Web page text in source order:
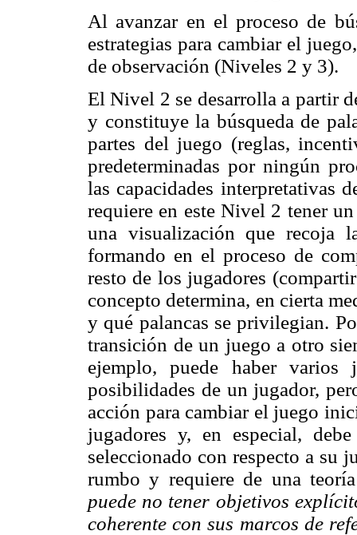
Al avanzar en el proceso de
estrategias para cambiar el
de observación (Niveles 2 y 3).
El Nivel 2 se desarrolla a partir
y constituye la búsqueda de
partes del juego (reglas,
predeterminadas por ningún
las capacidades interpretativas
requiere en este Nivel 2 tener
una visualización que recoja
formando en el proceso de
resto de los jugadores
concepto determina, en cierta
y qué palancas se privilegian.
transición de un juego a otro
ejemplo, puede haber varios
posibilidades de un jugador,
acción para cambiar el juego
jugadores y, en especial,
seleccionado con respecto a su
rumbo y requiere de una
puede no tener objetivos
coherente con sus marcos de